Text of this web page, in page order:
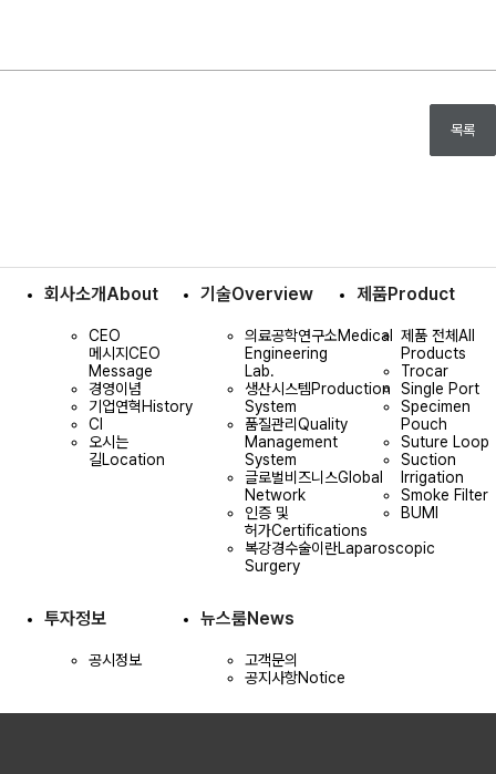
목록
회사소개 About
CEO
메시지CEO
Message
경영이념
기업연혁 History
CI
오시는
길Location
기술Overview
의료공학연구소Medical
Engineering
Lab.
생산시스템Production
System
품질관리Quality
Management
System
글로벌비즈니스Global
Network
인증 및
허가Certifications
복강경수술이란Laparoscopic
Surgery
제품Product
제품 전체All
Products
Trocar
Single Port
Specimen
Pouch
Suture Loop
Suction
Irrigation
Smoke Filter
BUMI
투자정보
공시정보
뉴스룸News
고객문의
공지사항Notice